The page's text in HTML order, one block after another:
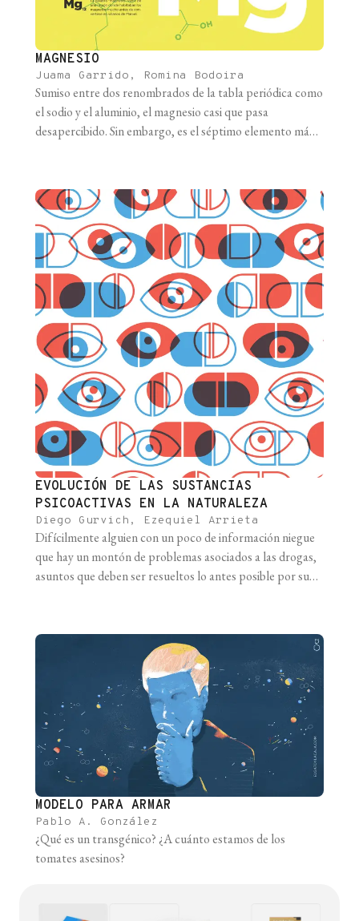
MAGNESIO
Juama Garrido, Romina Bodoira
Sumiso entre dos renombrados de la tabla periódica como
el sodio y el aluminio, el magnesio casi que pasa
desapercibido. Sin embargo, es el séptimo elemento más
siglo XVIII, Joseph Black estaba obsesionado con [...]
EVOLUCIÓN DE LAS SUSTANCIAS
PSICOACTIVAS EN LA NATURALEZA
Diego Gurvich, Ezequiel Arrieta
Difícilmente alguien con un poco de información niegue
que hay un montón de problemas asociados a las drogas,
asuntos que deben ser resueltos lo antes posible por sus
plantas que habitan las montañas y mucho [...]
MODELO PARA ARMAR
Pablo A. González
¿Qué es un transgénico? ¿A cuánto estamos de los
tomates asesinos?